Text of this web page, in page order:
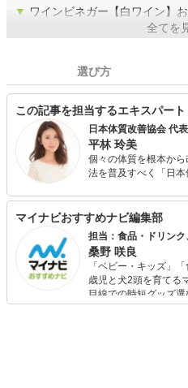
▼ ワインビネガー【白ワイン】
全てを
選び方
この記事を担当するエキスパート
日本体質改善協会 代
平林 玲美
個々の体質を根本か
法を普及すべく「日
サロンと提携し、体
また、各種メディアに
日から取り入れられ
を発信している。 フードアナリスト協会主催・食の親善大
使「第4回食のなでし
マイナビおすすめナビ編集部
担当：食品・ドリン
桑野 咲良
「ベビー・キッズ」
歳児と犬2頭を育てる
目線での時短グッズ
食品選び、束の間の